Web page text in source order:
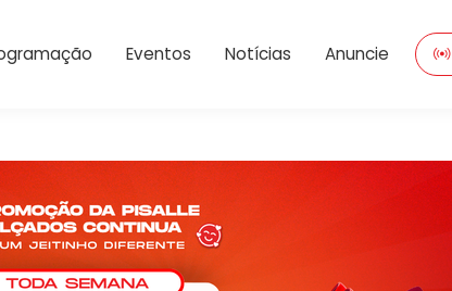
Eventos Notícias Anuncie
número 1 do